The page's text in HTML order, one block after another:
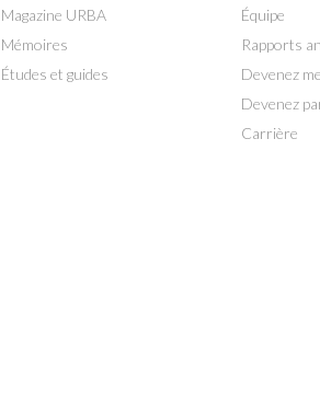
Magazine URBA
Mémoires
Études et guides
Équipe
Rapports
Devenez
Devenez
Carrière